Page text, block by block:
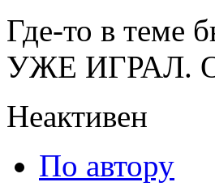
Где-то в теме
УЖЕ ИГРАЛ.
Неактивен
По автору